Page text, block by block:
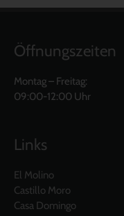
Öffnungszeiten
Montag – Freitag:
09:00-12:00 Uhr
Links
El Molino
Castillo Moro
Casa Domingo